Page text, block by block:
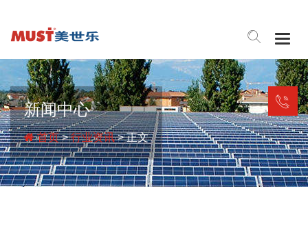
新闻中心
首页>行业资讯> 正文